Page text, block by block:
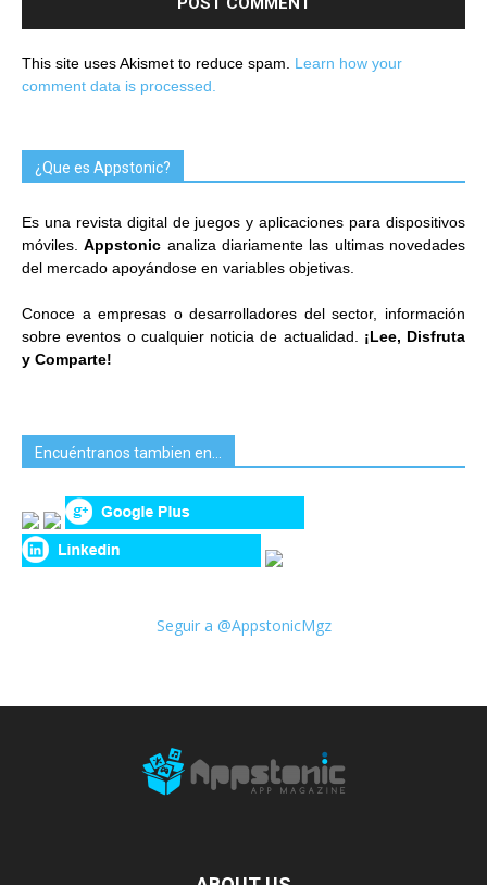
This site uses Akismet to reduce spam. Learn how your
comment data is processed.
¿Que es Appstonic?
Es una revista digital de juegos y aplicaciones para dispositivos
móviles.Appstonic analiza diariamente las ultimas novedades
del mercado apoyándose en variables objetivas.
Conoce a empresas o desarrolladores del sector, información
sobre eventos o cualquier noticia de actualidad. ¡Lee, Disfruta
y Comparte!
Encuéntranos tambien en…
Seguir a @AppstonicMgz